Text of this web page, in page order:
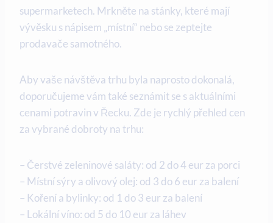
supermarketech. Mrkněte na stánky, které mají
vývěsku s nápisem „místní“ nebo se zeptejte
prodavače samotného.
Aby vaše návštěva trhu byla naprosto dokonalá,
doporučujeme vám také seznámit se s aktuálními
cenami potravin v Řecku. Zde je rychlý přehled cen
za vybrané dobroty na trhu:
– Čerstvé zeleninové saláty: od 2 do 4 eur za porci
– Místní sýry a olivový olej: od 3 do 6 eur za balení
– Koření a bylinky: od 1 do 3 eur za balení
– Lokální víno: od 5 do 10 eur za láhev